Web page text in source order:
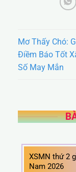
Mơ Thấy Chó:
Điềm Báo Tốt
Số May Mắn
XSMN thứ 2
Nam 2026